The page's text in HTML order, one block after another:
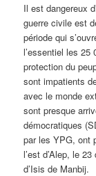
Il est dangereux
guerre civile est
période qui
l’essentiel les 25
protection du
sont impatients
avec le monde
sont presque
démocratiques
par les YPG, ont
l’est d’Alep, le
d’Isis de Manbij.